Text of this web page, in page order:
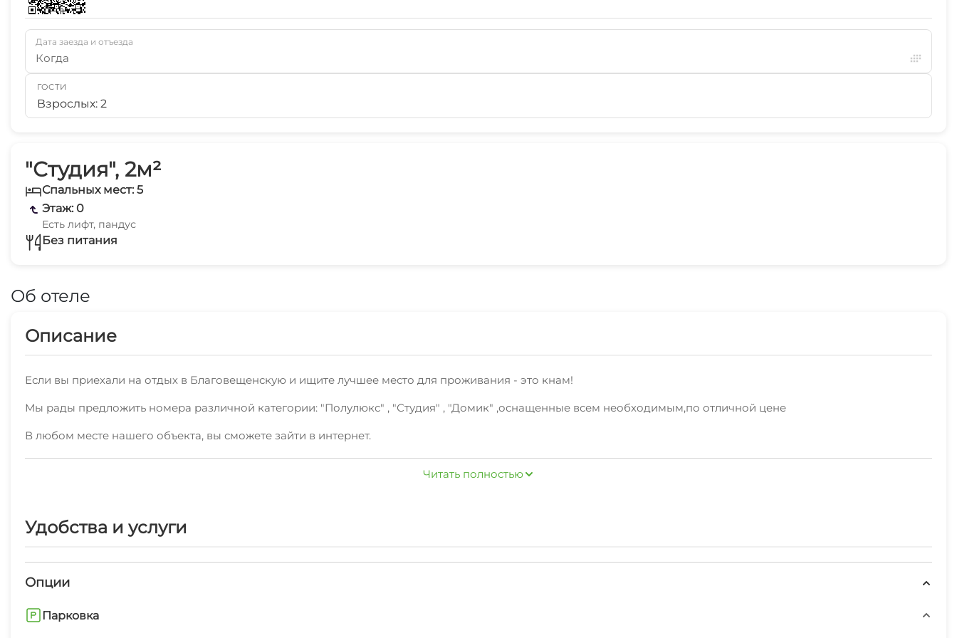
"Студия", 2м²
Спальных мест: 5
Этаж: 0
Есть лифт, пандус
Без питания
Об отеле
Описание
Если вы приехали на отдых в Благовещенскую и ищите лучшее место для проживания - это кнам!
Мы рады предложить номера различной категории: "Полулюкс" , "Студия" , "Домик" ,оснащенные всем необходимым,по отличной цене
В любом месте нашего объекта, вы сможете зайти в интернет.
Также мы предоставляем дополнительные услуги: гладильные принадлежности, зеленый двор, беседка, спутниковое тв, свч.Полный список вы можете увидеть
Поблизости можно посетить пляж песчаный, набережная, аквапарк
Наша цель - сделать ваш отдых в Благовещенской незабываемым!
Удобнее и быстрее всего арендовать номер по указанному телефону. Ждем вас!
Читать полностью
Удобства и услуги
Опции
Парковка
Дата заезда и отъезда
Когда
ГОСТИ
Взрослых: 2